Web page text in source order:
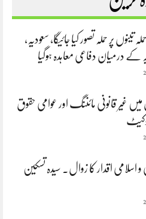
پر حملہ تصور کیا جائیگا، سعودیہ،
کے درمیان دفاعی معاہدہ ہوگیا
غیر قانونی مائننگ اور عوامی حقوق
و اسلامی اقدار کا زوال. سیدہ تسکین